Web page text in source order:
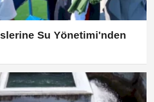
Su Yönetimi'nden